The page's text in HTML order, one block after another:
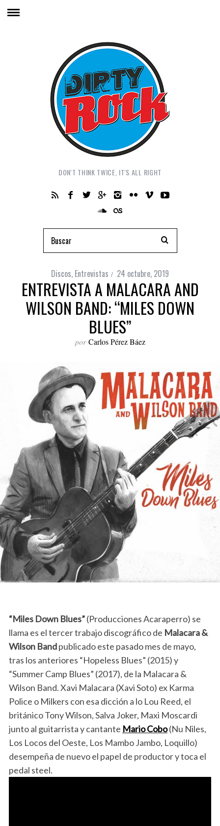
DON'T THINK TWICE, IT'S ALL RIGHT
Discos, Entrevistas 24 octubre, 2019
ENTREVISTA A MALACARA AND
WILSON BAND: “MILES DOWN
BLUES”
por Carlos Pérez Báez
“Miles Down Blues”(Producciones Acaraperro) se
llama es el tercer trabajo discográfico de Malacara &
Wilson Bandpublicado este pasado mes de mayo,
tras los anteriores “Hopeless Blues” (2015) y
“Summer Camp Blues” (2017), de la Malacara &
Wilson Band. Xavi Malacara (Xavi Soto) ex Karma
Police o Milkers con esa dicción a lo Lou Reed, el
británico Tony Wilson, Salva Joker, Maxi Moscardi
junto al guitarrista y cantante Mario Cobo(Nu Niles,
Los Locos del Oeste, Los Mambo Jambo, Loquillo)
desempeña de nuevo el papel de productor y toca el
pedal steel.